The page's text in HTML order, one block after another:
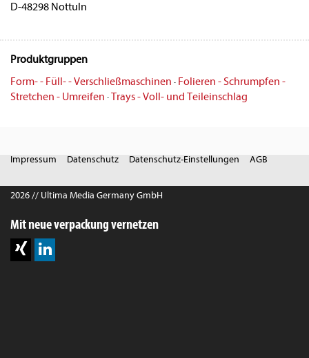
D-48298 Nottuln
Produktgruppen
Form- - Füll- - Verschließmaschinen · Folieren - Schrumpfen -
Stretchen - Umreifen ·Trays - Voll- und Teileinschlag
Impressum Datenschutz Datenschutz-Einstellungen AGB
2026 // Ultima Media Germany GmbH
Mit neue verpackung vernetzen